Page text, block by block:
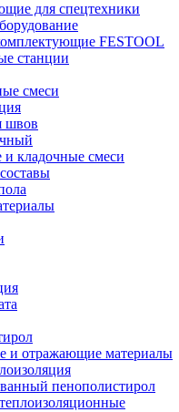
для спецтехники
FESTOOL
станции
смеси
швов
кладочные смеси
и отражающие материалы
пенополистирол